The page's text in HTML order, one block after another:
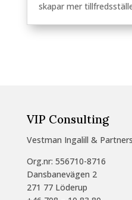
skapar mer
VIP Consulting
Vestman Ingalill &
Org.nr: 556710-8716
Dansbanevägen 2
271 77 Löderup